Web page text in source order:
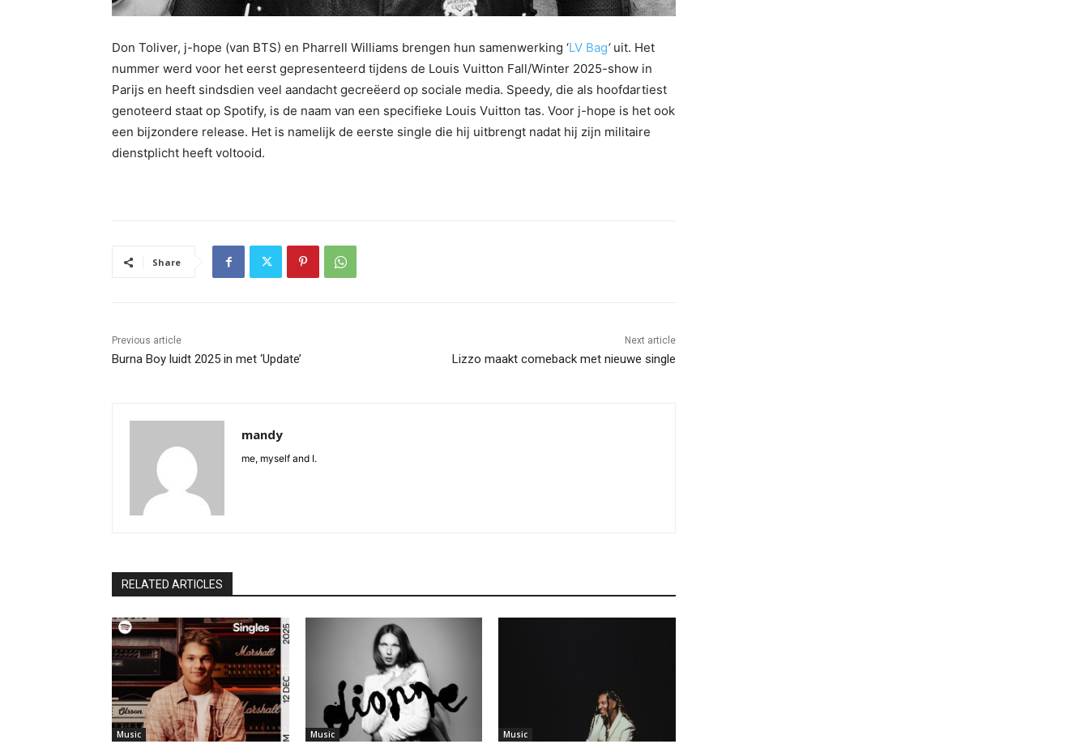
Don Toliver, j-hope (van BTS) en Pharrell Williams brengen hun samenwerking ‘LV Bag‘uit. Het
nummer werd voor het eerst gepresenteerd tijdens de Louis Vuitton Fall/Winter 2025-show in
Parijs en heeft sindsdien veel aandacht gecreëerd op sociale media. Speedy, die als hoofdartiest
genoteerd staat op Spotify, is de naam van een specifieke Louis Vuitton tas. Voor j-hope is het ook
een bijzondere release. Het is namelijk de eerste single die hij uitbrengt nadat hij zijn militaire
dienstplicht heeft voltooid.
Share
Previous article
Burna Boy luidt 2025 in met ‘Update’
Next article
Lizzo maakt comeback met nieuwe single
mandy
me, myself and I.
RELATED ARTICLES
Music Music Music